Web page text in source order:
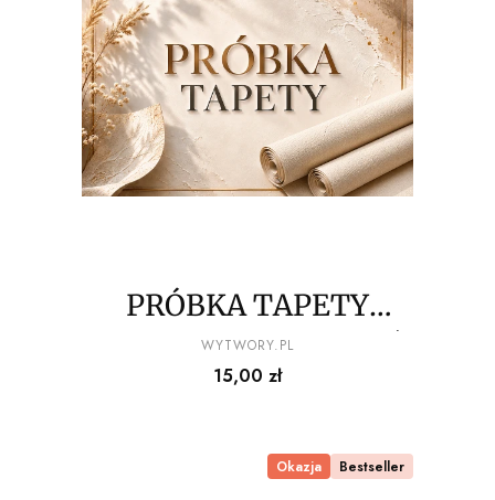
PRÓBKA TAPETY
100x20 cm – sprawdź
kolor i strukturę przed
PRODUCENT
WYTWORY.PL
Cena
15,00 zł
Okazja Bestseller